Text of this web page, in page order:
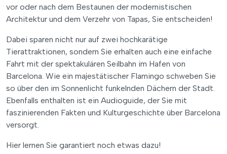
vor oder nach dem Bestaunen der modernistischen
Architektur und dem Verzehr von Tapas, Sie entscheiden!
Dabei sparen nicht nur auf zwei hochkarätige
Tierattraktionen, sondern Sie erhalten auch eine einfache
Fahrt mit der spektakulären Seilbahn im Hafen von
Barcelona. Wie ein majestätischer Flamingo schweben Sie
so über den im Sonnenlicht funkelnden Dächern der Stadt.
Ebenfalls enthalten ist ein Audioguide, der Sie mit
faszinierenden Fakten und Kulturgeschichte über Barcelona
versorgt.
Hier lernen Sie garantiert noch etwas dazu!